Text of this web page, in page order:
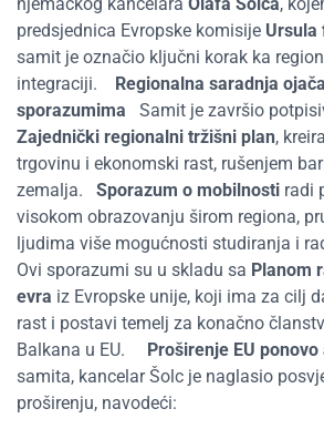
predsjednica Evropske komisije Ursula
samit je označio ključni korak ka
integraciji.
Regionalna saradnja
sporazumima
Samit je završio
Zajednički regionalni tržišni plan,
trgovinu i ekonomski rast, rušenjem
zemalja.
Sporazum o mobilnosti radi
visokom obrazovanju širom regiona,
ljudima više mogućnosti studiranja i
Ovi sporazumi su u skladu sa Planom
evra iz Evropske unije, koji ima za cilj
rast i postavi temelj za konačno
Balkana u EU.
Proširenje EU
samita, kancelar Šolc je naglasio
proširenju, navodeći: